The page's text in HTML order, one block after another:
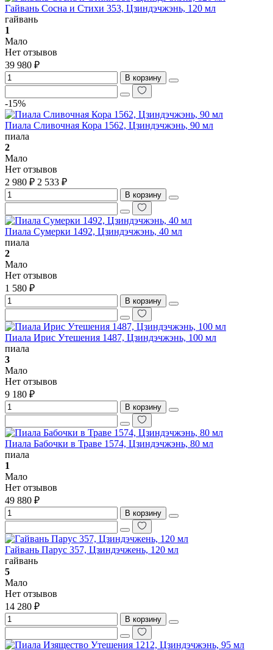
Гайвань Сосна и Стихи 353, Цзиндэчжэнь, 120 мл
гайвань
1
Мало
Нет отзывов
39 980 ₽
В корзину
-15%
Пиала Сливочная Кора 1562, Цзиндэчжэнь, 90 мл
пиала
2
Мало
Нет отзывов
2 980 ₽ 2 533 ₽
В корзину
Пиала Сумерки 1492, Цзиндэчжэнь, 40 мл
пиала
2
Мало
Нет отзывов
1 580 ₽
В корзину
Пиала Ирис Утешения 1487, Цзиндэчжэнь, 100 мл
пиала
3
Мало
Нет отзывов
9 180 ₽
В корзину
Пиала Бабочки в Траве 1574, Цзиндэчжэнь, 80 мл
пиала
1
Мало
Нет отзывов
49 880 ₽
В корзину
Гайвань Парус 357, Цзиндэчжень, 120 мл
гайвань
5
Мало
Нет отзывов
14 280 ₽
В корзину